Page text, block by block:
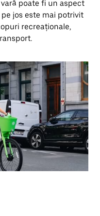
poate fi un aspect
jos este mai potrivit
recreaționale,